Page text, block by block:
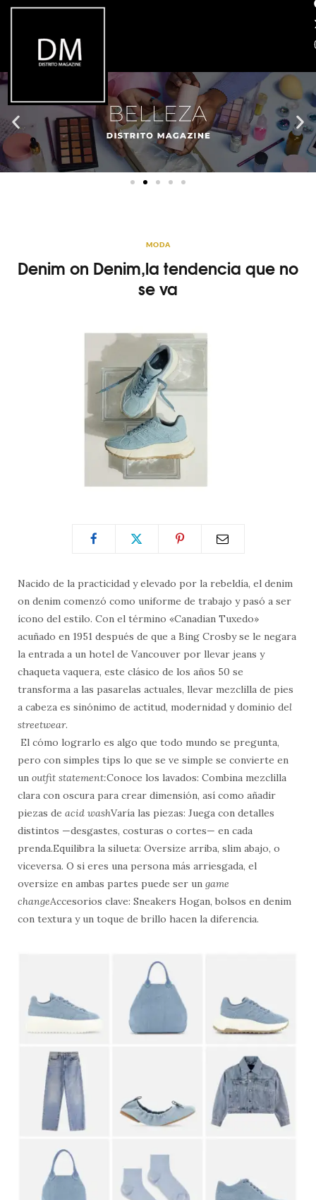
MODA
Denim on Denim,la tendencia que no
se va
Nacido de la practicidad y elevado por la rebeldía, el denim
on denim comenzó como uniforme de trabajo y pasó a ser
ícono del estilo. Con el término «Canadian Tuxedo»
acuñado en 1951 después de que a Bing Crosby se le negara
la entrada a un hotel de Vancouver por llevar jeans y
chaqueta vaquera, este clásico de los años 50 se
transforma a las pasarelas actuales, llevar mezclilla de pies
a cabeza es sinónimo de actitud, modernidad y dominio del
streetwear.
El cómo lograrlo es algo que todo mundo se pregunta,
pero con simples tips lo que se ve simple se convierte en
un outfit statement:Conoce los lavados: Combina mezclilla
clara con oscura para crear dimensión, así como añadir
piezas de acid washVaría las piezas: Juega con detalles
distintos —desgastes, costuras o cortes— en cada
prenda.Equilibra la silueta: Oversize arriba, slim abajo, o
viceversa. O si eres una persona más arriesgada, el
oversize en ambas partes puede ser un game
changeAccesorios clave: Sneakers Hogan, bolsos en denim
con textura y un toque de brillo hacen la diferencia.